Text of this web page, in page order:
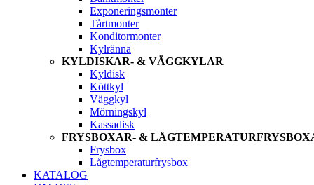
Exponeringsmonter
Tårtmonter
Konditormonter
Kylränna
KYLDISKAR- & VÄGGKYLAR
Kyldisk
Köttkyl
Väggkyl
Mörningskyl
Kassadisk
FRYSBOXAR- &
Frysbox
Lågtemperaturfrysbox
KATALOG